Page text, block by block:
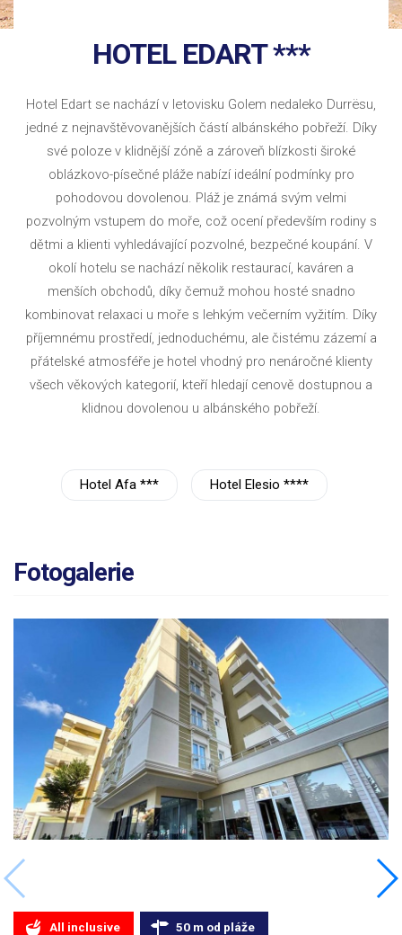
HOTEL EDART ***
Hotel Edart se nachází v letovisku Golem nedaleko Durrësu,
jedné z nejnavštěvovanějších částí albánského pobřeží. Díky
své poloze v klidnější zóně a zároveň blízkosti široké
oblázkovo-písečné pláže nabízí ideální podmínky pro
pohodovou dovolenou. Pláž je známá svým velmi
pozvolným vstupem do moře, což ocení především rodiny s
dětmi a klienti vyhledávající pozvolné, bezpečné koupání. V
okolí hotelu se nachází několik restaurací, kaváren a
menších obchodů, díky čemuž mohou hosté snadno
kombinovat relaxaci u moře s lehkým večerním vyžitím. Díky
příjemnému prostředí, jednoduchému, ale čistému zázemí a
přátelské atmosféře je hotel vhodný pro nenáročné klienty
všech věkových kategorií, kteří hledají cenově dostupnou a
klidnou dovolenou u albánského pobřeží.
Hotel Afa *** Hotel Elesio ****
Fotogalerie
All inclusive 50 m od pláže